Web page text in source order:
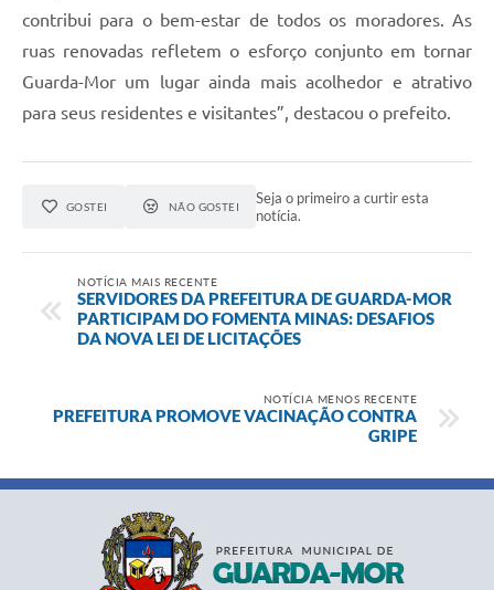
contribui para o bem-estar de todos os moradores. As
ruas renovadas refletem o esforço conjunto em tornar
Guarda-Mor um lugar ainda mais acolhedor e atrativo
para seus residentes e visitantes”, destacou o prefeito.
GOSTEI NÃO GOSTEI
Seja o primeiro a curtir esta
notícia.
NOTÍCIA MAIS RECENTE
SERVIDORES DA PREFEITURA DE GUARDA-MOR
PARTICIPAM DO FOMENTA MINAS: DESAFIOS
DA NOVA LEI DE LICITAÇÕES
NOTÍCIA MENOS RECENTE
PREFEITURA PROMOVE VACINAÇÃO CONTRA
GRIPE